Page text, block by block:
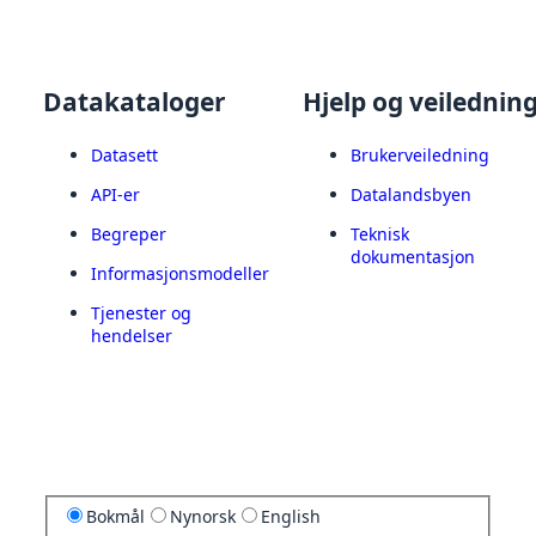
Datakataloger
Datasett
API-er
Begreper
Informasjonsmodeller
Tjenester og
hendelser
Hjelp og
Brukerveiledning
Datalandsbyen
Teknisk
dokumentasjon
Bokmål Nynorsk English